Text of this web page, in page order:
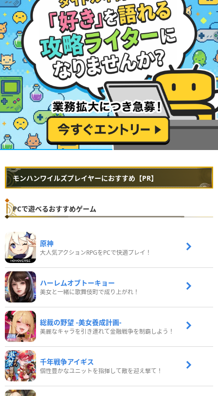
モンハンワイルズプレイヤーにおすすめ【PR】
PCで遊べるおすすめゲーム
原神
大人気アクションRPGをPCで快適プレイ！
ハーレムオブトーキョー
美女と一緒に歌舞伎町で成り上がれ！
総裁の野望 -美女養成計画-
美麗なキャラを引き連れて金融戦争を制覇しよう！
千年戦争アイギス
個性豊かなユニットを指揮して敵を迎え撃て！